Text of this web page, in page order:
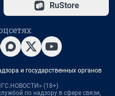
RuStore
и государственных органов
(18+)
по надзору в сфере связи,